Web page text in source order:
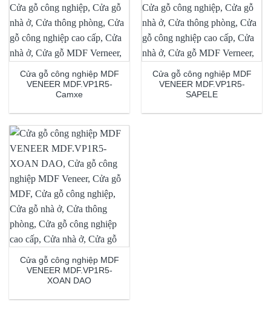
Cửa gỗ công nghiệp MDF
VENEER MDF.VP1R5-
Camxe
Cửa gỗ công nghiệp MDF
VENEER MDF.VP1R5-
SAPELE
Cửa gỗ công nghiệp MDF
VENEER MDF.VP1R5-
XOAN DAO